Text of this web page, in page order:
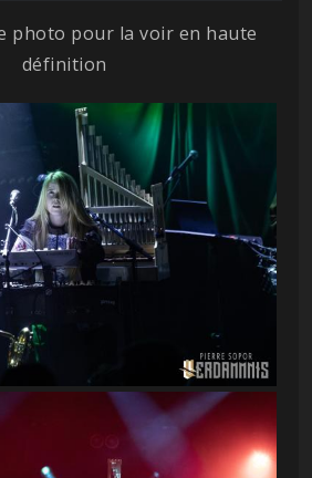
photo pour la voir en haute
définition